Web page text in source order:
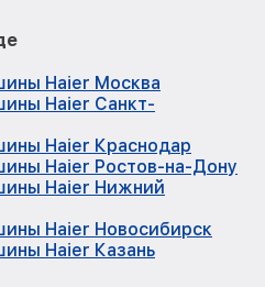
Haier Москва
Haier Санкт-
Haier Краснодар
Haier Ростов-на-Дону
Haier Нижний
Haier Новосибирск
Haier Казань